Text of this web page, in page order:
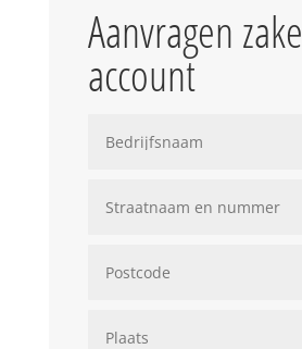
Aanvragen
account